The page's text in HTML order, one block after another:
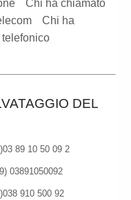
Chi ha chiamato
Chi ha
telefonico
DEL
89 10 50 09 2
03891050092
910 500 92